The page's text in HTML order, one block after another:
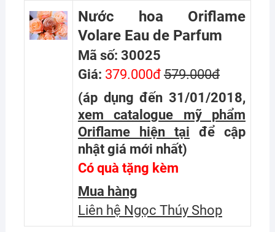
Nước hoa Oriflame
Volare Eau de Parfum
Mã số: 30025
Giá: 379.000đ 579.000đ
(áp dụng đến 31/01/2018,
xem catalogue mỹ phẩm
Oriflame hiện tại
để cập
nhật giá mới nhất)
Có quà tặng kèm
Mua hàng
Liên hệ Ngọc Thúy Shop